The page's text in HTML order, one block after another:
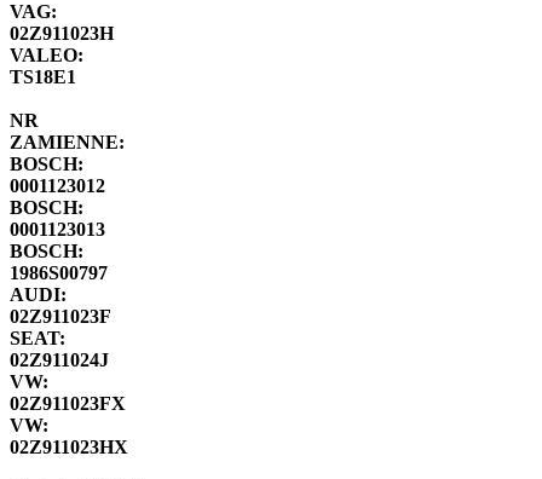
VAG:
02Z911023H
VALEO:
TS18E1
NR
ZAMIENNE:
BOSCH:
0001123012
BOSCH:
0001123013
BOSCH:
1986S00797
AUDI:
02Z911023F
SEAT:
02Z911024J
VW:
02Z911023FX
VW:
02Z911023HX